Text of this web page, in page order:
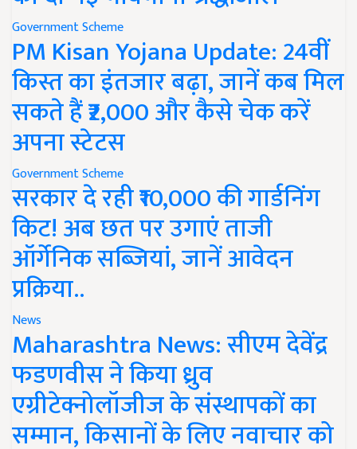
Government Scheme
PM Kisan Yojana Update: 24वीं
किस्त का इंतजार बढ़ा, जानें कब मिल
सकते हैं ₹2,000 और कैसे चेक करें
अपना स्टेटस
Government Scheme
सरकार दे रही ₹10,000 की गार्डनिंग
किट! अब छत पर उगाएं ताजी
ऑर्गेनिक सब्जियां, जानें आवेदन
प्रक्रिया..
News
Maharashtra News: सीएम देवेंद्र
फडणवीस ने किया ध्रुव
एग्रीटेक्नोलॉजीज के संस्थापकों का
सम्मान, किसानों के लिए नवाचार को